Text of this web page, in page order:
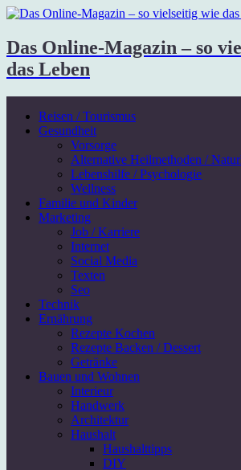
Das Online-Magazin – so
das Leben
Reisen / Tourismus
Gesundheit
Vorsorge
Alternative Heilmethoden /
Lebenshilfe / Psychologie
Wellness
Familie und Kinder
Marketing
Job / Karriere
Internet
Social Media
Texten
Seo
Technik
Ernährung
Rezepte Kochen
Rezepte Backen / Dessert
Getränke
Bauen und Wohnen
Interieur
Handwerk
Architektur
Haushalt
Haushalttipps
DIY